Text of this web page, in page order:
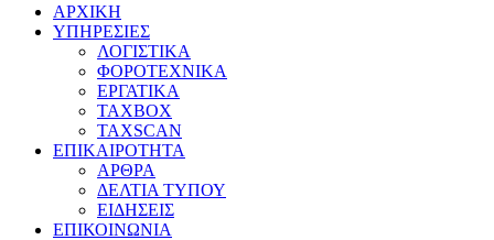
ΑΡΧΙΚΗ
ΥΠΗΡΕΣΙΕΣ
ΛΟΓΙΣΤΙΚΑ
ΦΟΡΟΤΕΧΝΙΚΑ
ΕΡΓΑΤΙΚΑ
TAXBOX
TAXSCAN
ΕΠΙΚΑΙΡΟΤΗΤΑ
ΑΡΘΡΑ
ΔΕΛΤΙΑ ΤΥΠΟΥ
ΕΙΔΗΣΕΙΣ
ΕΠΙΚΟΙΝΩΝΙΑ